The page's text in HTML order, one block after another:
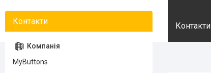
Контакти
MyButtons